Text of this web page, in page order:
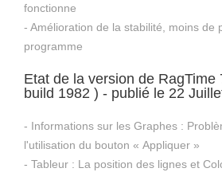
fonctionne
- Amélioration de la stabilité, moins de
programme
Etat de la version de RagTime
build 1982 ) - publié le 22
- Informations sur les Graphes :
l'utilisation du bouton « Appliquer »
- Tableur : La position des lignes et